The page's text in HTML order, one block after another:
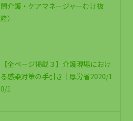
問介護・ケアマネージャーむけ抜
粋）
【全ページ掲載３】介護現場におけ
る感染対策の手引き｜厚労省2020/1
0/1